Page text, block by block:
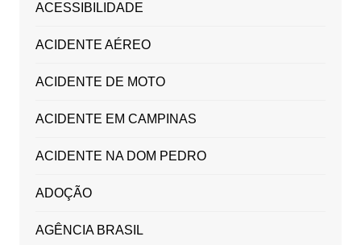
ACESSIBILIDADE
ACIDENTE AÉREO
ACIDENTE DE MOTO
ACIDENTE EM CAMPINAS
ACIDENTE NA DOM PEDRO
ADOÇÃO
AGÊNCIA BRASIL